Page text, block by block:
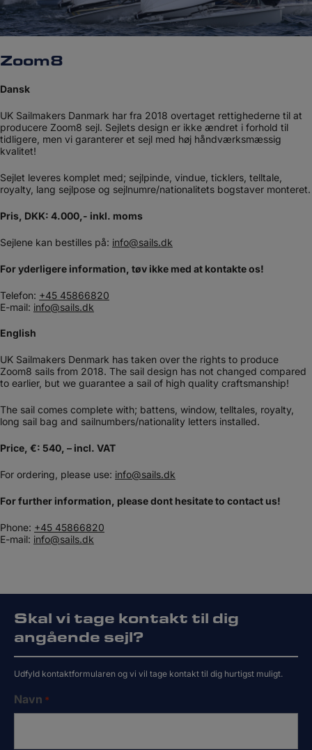
Zoom8
Dansk
UK Sailmakers Danmark har fra 2018 overtaget rettighederne til at
producere Zoom8 sejl. Sejlets design er ikke ændret i forhold til
tidligere, men vi garanterer et sejl med høj håndværksmæssig
kvalitet!​
​Sejlet leveres komplet med; sejlpinde, vindue, ticklers, telltale,
royalty, lang sejlpose og sejlnumre/nationalitets bogstaver monteret.​​
​Pris, DKK: 4.000,- inkl. moms
Sejlene kan bestilles på: info@sails.dk
For yderligere information, tøv ikke med at kontakte os!
Telefon: +45 45866820
E-mail: info@sails.dk
English
UK Sailmakers Denmark has taken over the rights to produce
Zoom8 sails from 2018. The sail design has not changed compared
to earlier, but we guarantee a sail of high quality craftsmanship!​​
The sail comes complete with; battens, window, telltales, royalty,
long sail bag and sailnumbers/nationality letters installed.
Price, €: 540, – incl. VAT
For ordering, please use: info@sails.dk
For further information, please dont hesitate to contact us!
Phone: +45 45866820
E-mail: info@sails.dk
Skal vi tage kontakt til dig
angående sejl?
Udfyld kontaktformularen og vi vil tage kontakt til dig hurtigst muligt.
Navn *